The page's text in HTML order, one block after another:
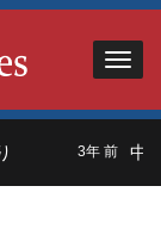
3年 前 中国